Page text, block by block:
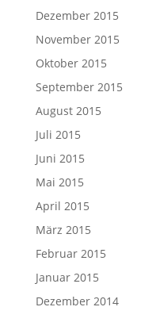
Dezember 2015
November 2015
Oktober 2015
September 2015
August 2015
Juli 2015
Juni 2015
Mai 2015
April 2015
März 2015
Februar 2015
Januar 2015
Dezember 2014